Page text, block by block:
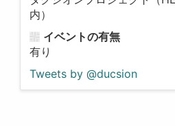
内）
イベントの有無
有り
Tweets by @ducsion